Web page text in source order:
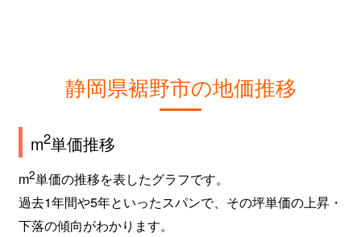
静岡県裾野市の地価推移
m2単価推移
m2単価の推移を表したグラフです。
過去1年間や5年といったスパンで、その坪単価の上昇・
下落の傾向がわかります。